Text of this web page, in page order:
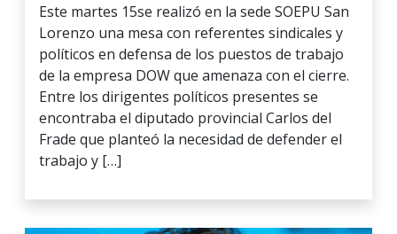
Este martes 15se realizó en la sede SOEPU San
Lorenzo una mesa con referentes sindicales y
políticos en defensa de los puestos de trabajo
de la empresa DOW que amenaza con el cierre.
Entre los dirigentes políticos presentes se
encontraba el diputado provincial Carlos del
Frade que planteó la necesidad de defender el
trabajo y […]